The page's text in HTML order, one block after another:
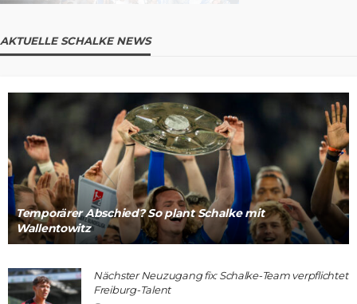
AKTUELLE SCHALKE NEWS
Temporärer Abschied? So plant Schalke mit
Wallentowitz
Nächster Neuzugang fix: Schalke-Team verpflichtet
Freiburg-Talent